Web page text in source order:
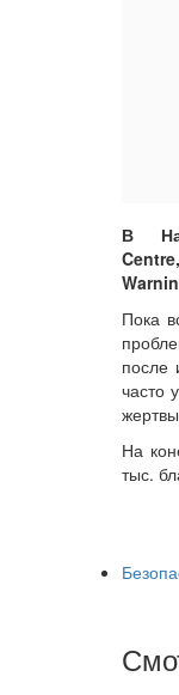
В
Пока
после
часто
На
тыс.